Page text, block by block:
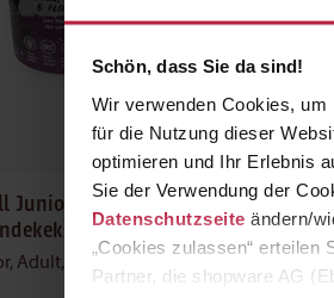
Schön, dass Sie da sind!
Wir verwenden Cookies,
für die Nutzung dieser
optimieren und Ihr Erlebnis
Sie der Verwendung der
Datenschutzseite ändern/
„Cookies zulassen“ erteilen
Partner, die shopware AG
Junior, Adult, Senior
BellyVital
Adult, Senior Snacks